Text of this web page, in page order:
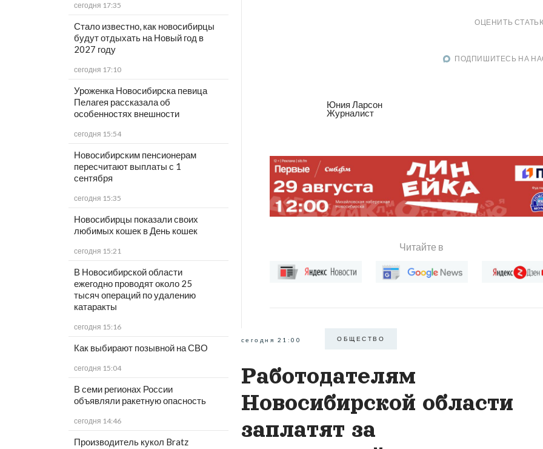
сегодня 17:35
Стало известно, как новосибирцы
будут отдыхать на Новый год в
2027 году
сегодня 17:10
Уроженка Новосибирска певица
Пелагея рассказала об
особенностях внешности
сегодня 15:54
Новосибирским пенсионерам
пересчитают выплаты с 1
сентября
сегодня 15:35
Новосибирцы показали своих
любимых кошек в День кошек
сегодня 15:21
В Новосибирской области
ежегодно проводят около 25
тысяч операций по удалению
катаракты
сегодня 15:16
Как выбирают позывной на СВО
сегодня 15:04
В семи регионах России
объявляли ракетную опасность
сегодня 14:46
Производитель кукол Bratz
ОЦЕНИТЬ
ПОДПИШИТЕСЬ НА
Юния Ларсон
Журналист
Читайте в
сегодня 21:00 ОБЩЕСТВО
Работодателям
Новосибирской области
заплатят за